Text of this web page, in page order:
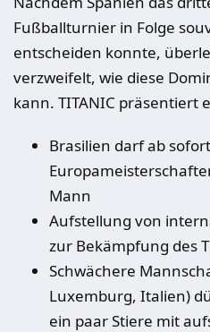
Fußballturnier in Folge
entscheiden konnte,
verzweifelt, wie diese
kann. TITANIC präsentiert
Brasilien darf ab
Mann
Aufstellung von
zur Bekämpfung des
Schwächere
Luxemburg, Italien)
ein paar Stiere mit